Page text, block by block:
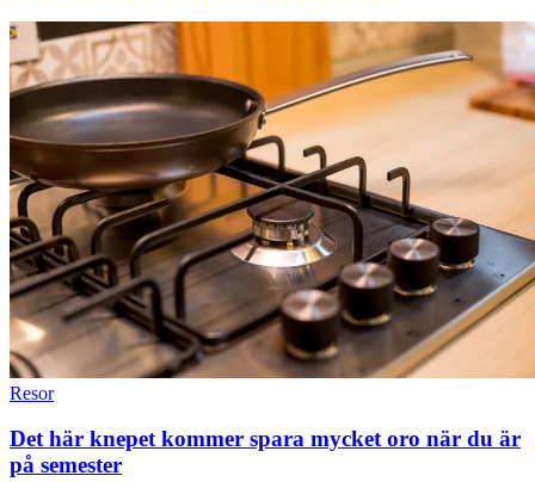
Resor
Det här knepet kommer spara mycket oro när du är
på semester